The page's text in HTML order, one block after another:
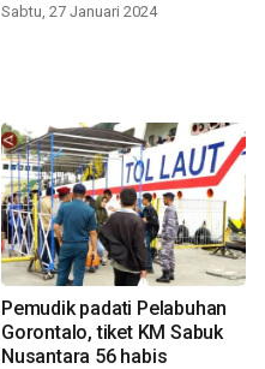
Sabtu, 27 Januari 2024
Pemudik padati Pelabuhan
Gorontalo, tiket KM Sabuk
Nusantara 56 habis